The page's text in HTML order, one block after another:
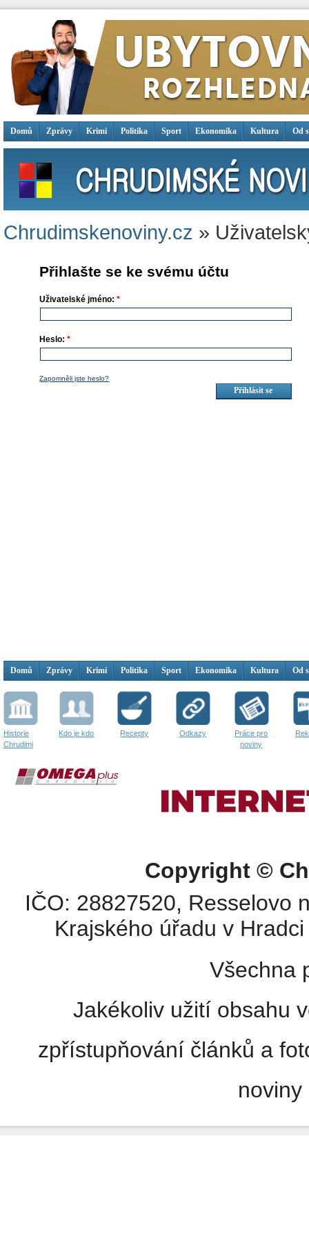
Domů Zprávy Krimi Politika Sport Ekonomika Kultura Od
Chrudimskenoviny.cz »
Přihlašte se ke svému účtu
Uživatelské jméno:*
Heslo:*
Zapomněli jste heslo?
Domů Zprávy Krimi Politika Sport Ekonomika Kultura Od
Historie
Chrudimi
Kdo je kdo Recepty Odkazy
Práce pro
noviny
Copyright ©
IČO: 28827520, Resselovo
Krajského úřadu v
Všechna
Jakékoliv užití obsahu
zpřístupňování článků a